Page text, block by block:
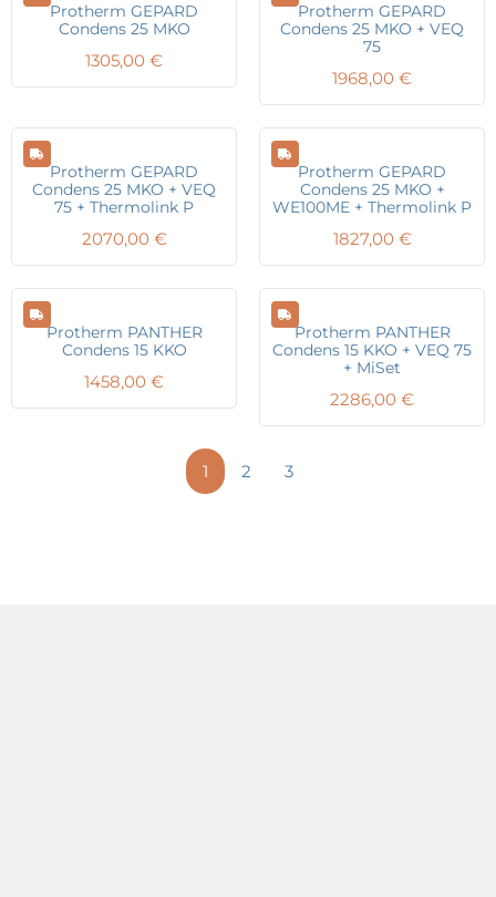
Protherm GEPARD
Condens 25 MKO
1305,00 €
Protherm GEPARD
Condens 25 MKO + VEQ
75
1968,00 €
Protherm GEPARD
Condens 25 MKO + VEQ
75 + Thermolink P
2070,00 €
Protherm GEPARD
Condens 25 MKO +
WE100ME + Thermolink P
1827,00 €
Protherm PANTHER
Condens 15 KKO
1458,00 €
Protherm PANTHER
Condens 15 KKO + VEQ 75
+ MiSet
2286,00 €
1 2 3